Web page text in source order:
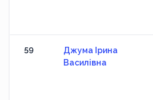
59
Джума Ірина
Василівна